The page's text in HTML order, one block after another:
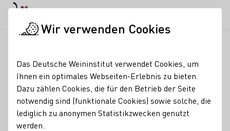
BMEL-Messen in Asien:
Deadline für Anmeldung
30. Juni 2024
Wir verwenden Cookies
Das Deutsche Weininstitut verwendet Cookies, um
Ihnen ein optimales Webseiten-Erlebnis zu bieten.
Dazu zählen Cookies, die für den Betrieb der Seite
notwendig sind (funktionale Cookies) sowie solche, die
lediglich zu anonymen Statistikzwecken genutzt
werden.